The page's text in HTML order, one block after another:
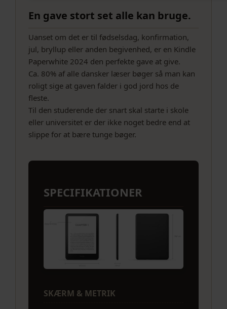
En gave stort set alle kan bruge.
Uanset om det er til fødselsdag, konfirmation,
jul, bryllup eller anden begivenhed, er en Kindle
Paperwhite 2024 den perfekte gave at give.
Ca. 80% af alle dansker læser bøger så man kan
roligt sige at gaven falder i god jord hos de
fleste.
Til den studerende der snart skal starte i skole
eller universitet er der ikke noget bedre end at
slippe for at bære tunge bøger.
SPECIFIKATIONER
SKÆRM & METRIK